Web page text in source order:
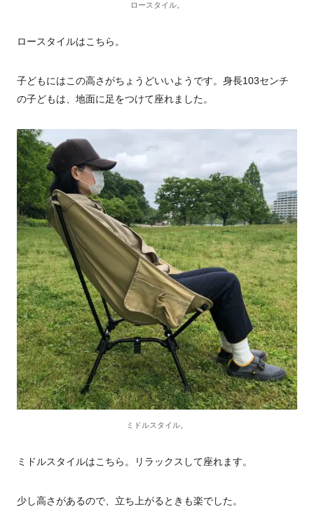
ロースタイル。
ロースタイルはこちら。
子どもにはこの高さがちょうどいいようです。身長103センチ
の子どもは、地面に足をつけて座れました。
ミドルスタイル。
ミドルスタイルはこちら。リラックスして座れます。
少し高さがあるので、立ち上がるときも楽でした。